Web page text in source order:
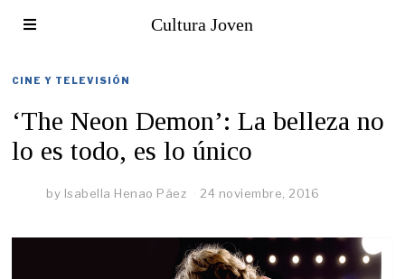
Cultura Joven
CINE Y TELEVISIÓN
‘The Neon Demon’: La belleza no
lo es todo, es lo único
by Isabella Henao Páez 24 noviembre, 2016